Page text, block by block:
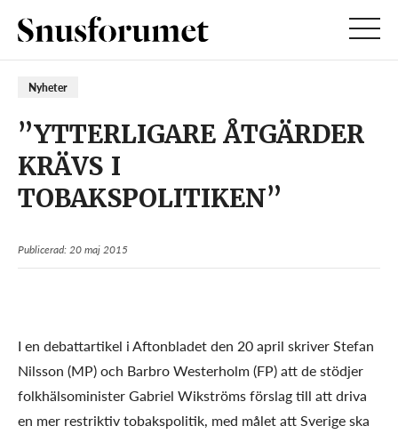
Nyheter
”YTTERLIGARE ÅTGÄRDER
KRÄVS I
TOBAKSPOLITIKEN”
Publicerad: 20 maj 2015
I en debattartikel i Aftonbladet den 20 april skriver Stefan
Nilsson (MP) och Barbro Westerholm (FP) att de stödjer
folkhälsominister Gabriel Wikströms förslag till att driva
en mer restriktiv tobakspolitik, med målet att Sverige ska